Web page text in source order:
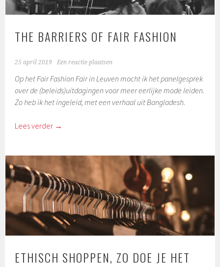
THE BARRIERS OF FAIR FASHION
25 april 2019 Een reactie plaatsen
Op het Fair Fashion Fair in Leuven mocht ik het panelgesprek
over de (beleids)uitdagingen voor meer eerlijke mode leiden.
Zo heb ik het ingeleid, met een verhaal uit Bangladesh.
Lees verder →
ETHISCH SHOPPEN, ZO DOE JE HET